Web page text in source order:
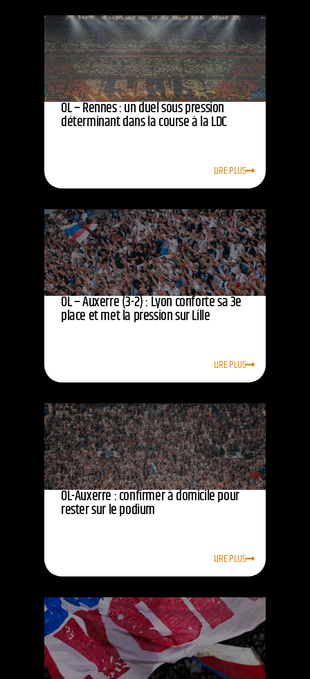
OL – Rennes : un duel sous pression
déterminant dans la course à la LDC
LIRE PLUS
OL – Auxerre (3-2) : Lyon conforte sa 3e
place et met la pression sur Lille
LIRE PLUS
OL-Auxerre : confirmer à domicile pour
rester sur le podium
LIRE PLUS